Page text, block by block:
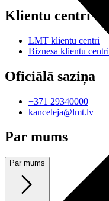
Klientu centri
LMT klientu centri
Biznesa klientu centri
Oficiālā saziņa
+371 29340000
kanceleja@lmt.lv
Par mums
Par mums